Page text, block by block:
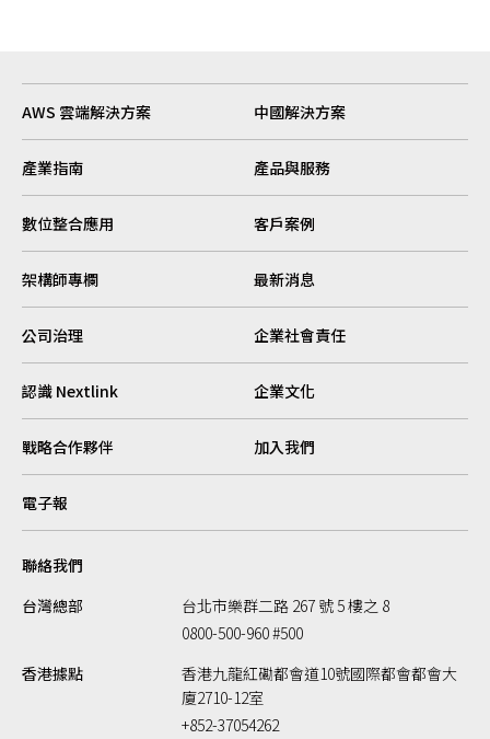
AWS 雲端解決方案 中國解決方案
產業指南 產品與服務
數位整合應用 客戶案例
架構師專欄 最新消息
公司治理 企業社會責任
認識 Nextlink 企業文化
戰略合作夥伴 加入我們
電子報
聯絡我們
台灣總部
台北市樂群二路 267 號 5 樓之 8
0800-500-960 #500
香港據點
香港九龍紅磡都會道10號國際都會都會大
廈2710-12室
+852-37054262